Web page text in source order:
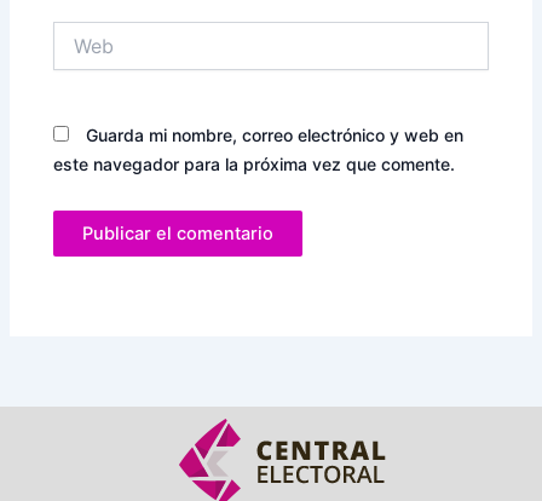
Guarda mi nombre, correo electrónico y web en
este navegador para la próxima vez que comente.